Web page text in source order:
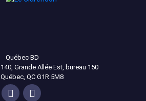
Québec BD
140, Grande Allée Est, bureau 150
Québec, QC G1R 5M8